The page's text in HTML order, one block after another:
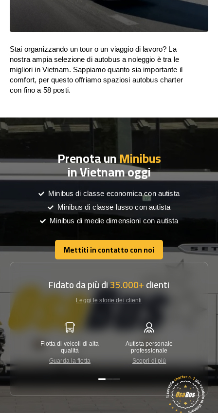
Stai organizzando un tour o un viaggio di lavoro? La
nostra ampia selezione di autobus a noleggio è tra le
migliori in Vietnam. Sappiamo quanto sia importante il
comfort, per questo offriamo spaziosi autobus charter
con fino a 58 posti.
Prenota unMinibus
in Vietnam oggi
Minibus di classe economica con autista
Minibus di classe lusso con autista
Minibus di medie dimensioni con autista
Mettiti in contatto con noi
Mettiti in contatto con noi
Fidato da più di35.000+clienti
Leggi le storie dei clienti
Flotta di veicoli di alta
qualità
Guarda la flotta
Autista personale
professionale
Scopri di più